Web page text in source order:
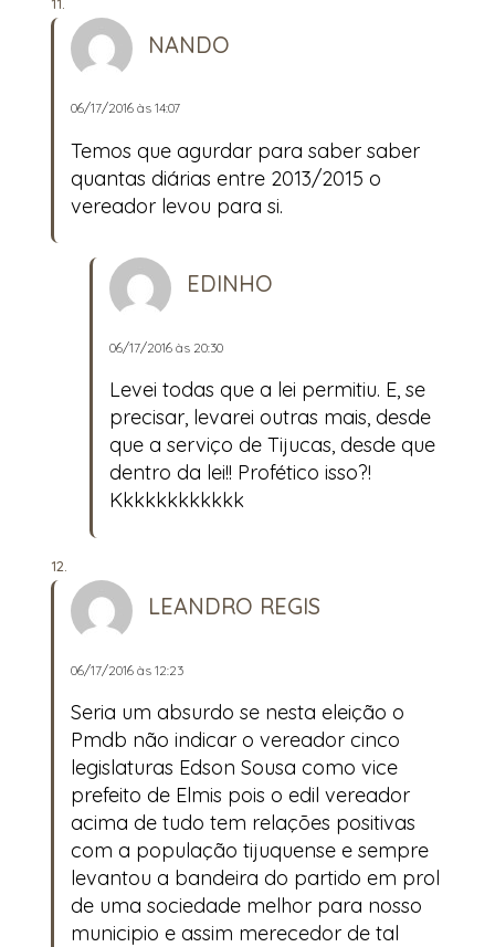
NANDO
06/17/2016 às 14:07
Temos que agurdar para saber saber
quantas diárias entre 2013/2015 o
vereador levou para si.
EDINHO
06/17/2016 às 20:30
Levei todas que a lei permitiu. E, se
precisar, levarei outras mais, desde
que a serviço de Tijucas, desde que
dentro da lei!! Profético isso?!
Kkkkkkkkkkkk
LEANDRO REGIS
06/17/2016 às 12:23
Seria um absurdo se nesta eleição o
Pmdb não indicar o vereador cinco
legislaturas Edson Sousa como vice
prefeito de Elmis pois o edil vereador
acima de tudo tem relações positivas
com a população tijuquense e sempre
levantou a bandeira do partido em prol
de uma sociedade melhor para nosso
municipio e assim merecedor de tal